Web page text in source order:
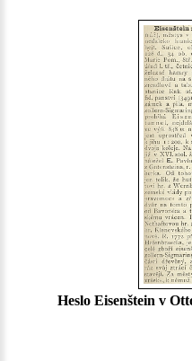
Heslo Eisenštein v